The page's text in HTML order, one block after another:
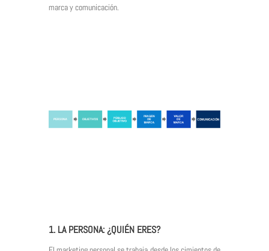
marca y comunicación.
1. LA PERSONA: ¿QUIÉN ERES?